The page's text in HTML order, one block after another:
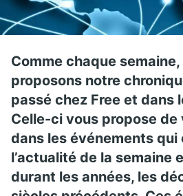
Comme chaque
proposons notre
passé chez Free et dans
Celle-ci vous propose de
dans les événements qui
l’actualité de la semaine
durant les années, les